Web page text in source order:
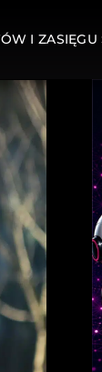
I ZASIĘGU